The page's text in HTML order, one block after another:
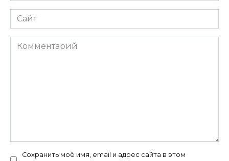
Сайт
Комментарий
Сохранить моё имя, email и адрес сайта в этом